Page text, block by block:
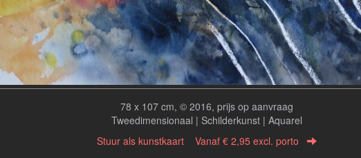
78 x 107 cm, © 2016, prijs op aanvraag
Tweedimensionaal | Schilderkunst | Aquarel
Stuur als kunstkaart Vanaf € 2,95 excl. porto